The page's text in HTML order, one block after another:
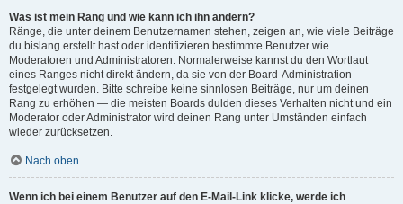
Was ist mein Rang und wie kann ich ihn ändern?
Ränge, die unter deinem Benutzernamen stehen, zeigen an, wie viele Beiträge
du bislang erstellt hast oder identifizieren bestimmte Benutzer wie
Moderatoren und Administratoren. Normalerweise kannst du den Wortlaut
eines Ranges nicht direkt ändern, da sie von der Board-Administration
festgelegt wurden. Bitte schreibe keine sinnlosen Beiträge, nur um deinen
Rang zu erhöhen — die meisten Boards dulden dieses Verhalten nicht und ein
Moderator oder Administrator wird deinen Rang unter Umständen einfach
wieder zurücksetzen.
Nach oben
Wenn ich bei einem Benutzer auf den E-Mail-Link klicke, werde ich